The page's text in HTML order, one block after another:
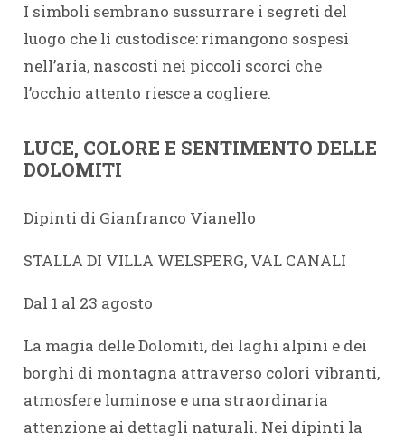
I simboli sembrano sussurrare i segreti del
luogo che li custodisce: rimangono sospesi
nell’aria, nascosti nei piccoli scorci che
l’occhio attento riesce a cogliere.
LUCE, COLORE E SENTIMENTO DELLE
DOLOMITI
Dipinti di Gianfranco Vianello
STALLA DI VILLA WELSPERG, VAL CANALI
Dal 1 al 23 agosto
La magia delle Dolomiti, dei laghi alpini e dei
borghi di montagna attraverso colori vibranti,
atmosfere luminose e una straordinaria
attenzione ai dettagli naturali. Nei dipinti la